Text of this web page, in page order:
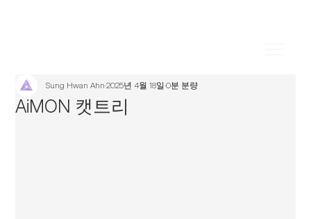
AiMON 캣트리
Sung Hwan Ahn2025년 4월 18일0분 분량